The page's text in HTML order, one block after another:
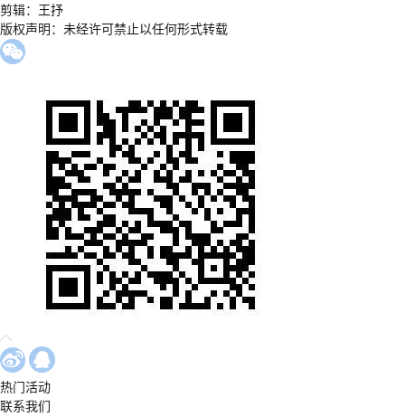
剪辑：王抒
版权声明：未经许可禁止以任何形式转载
热门活动
联系我们